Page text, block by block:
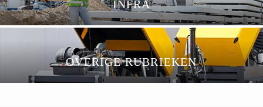
INFRA
OVERIGE RUBRIEKEN